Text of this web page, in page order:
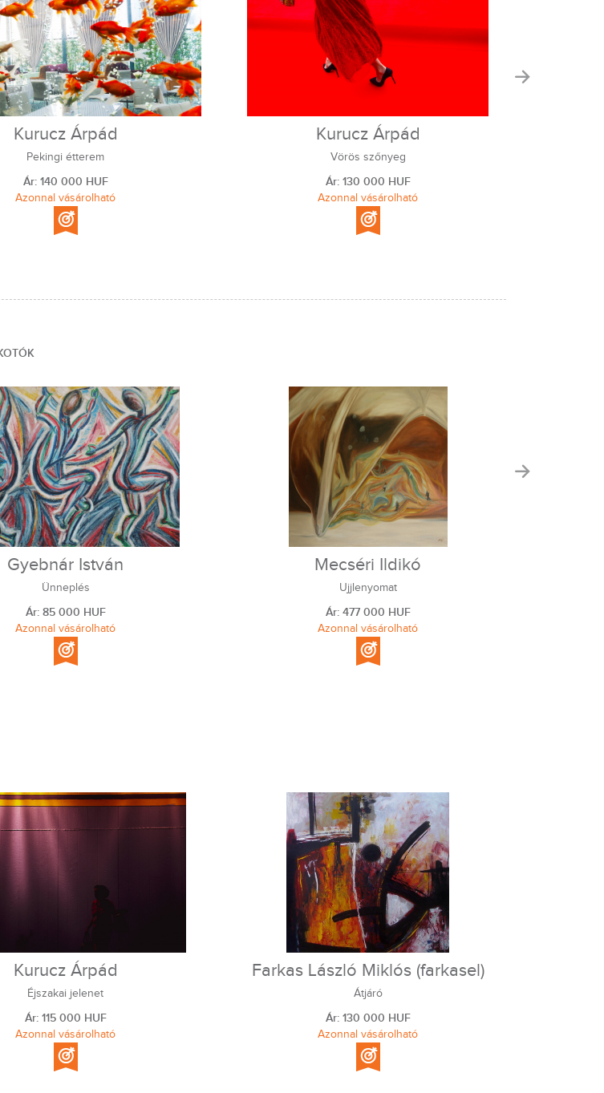
Kurucz Árpád
Pekingi étterem
Ár: 140 000 HUF
Azonnal vásárolható
Kurucz Árpád
Vörös szőnyeg
Ár: 130 000 HUF
Azonnal vásárolható
Gyebnár István
Ünneplés
Ár: 85 000 HUF
Azonnal vásárolható
Mecséri Ildikó
Ujjlenyomat
Ár: 477 000 HUF
Azonnal vásárolható
Kurucz Árpád
Éjszakai jelenet
Ár: 115 000 HUF
Azonnal vásárolható
Farkas László Miklós (farkasel)
Átjáró
Ár: 130 000 HUF
Azonnal vásárolható